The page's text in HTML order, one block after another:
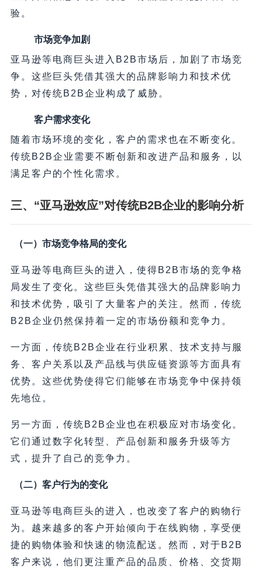
验。
市场竞争加剧
亚马逊等电商巨头进入B2B市场后，加剧了市场竞
争。这些巨头凭借其强大的品牌影响力和技术优
势，对传统B2B企业构成了威胁。
客户需求变化
随着市场环境的变化，客户的需求也在不断变化。
传统B2B企业需要不断创新和改进产品和服务，以
满足客户的个性化需求。
三、“亚马逊效应”对传统B2B企业的影响分析
（一）市场竞争格局的变化
亚马逊等电商巨头的进入，使得B2B市场的竞争格
局发生了变化。这些巨头凭借其强大的品牌影响力
和技术优势，吸引了大量客户的关注。然而，传统
B2B企业仍然保持着一定的市场份额和竞争力。
一方面，传统B2B企业在行业积累、技术支持与服
务、客户关系以及产品线与供应链资源等方面具有
优势。这些优势使得它们能够在市场竞争中保持领
先地位。
另一方面，传统B2B企业也在积极应对市场变化。
它们通过数字化转型、产品创新和服务升级等方
式，提升了自己的竞争力。
（二）客户行为的变化
亚马逊等电商巨头的进入，也改变了客户的购物行
为。越来越多的客户开始倾向于在线购物，享受便
捷的购物体验和快速的物流配送。然而，对于B2B
客户来说，他们更注重产品的品质、价格、交货期